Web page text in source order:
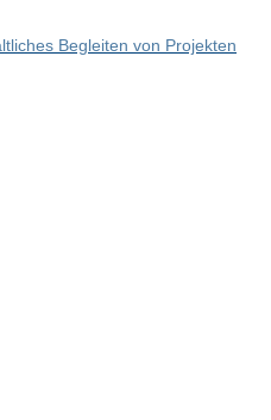
Begleiten von Projekten